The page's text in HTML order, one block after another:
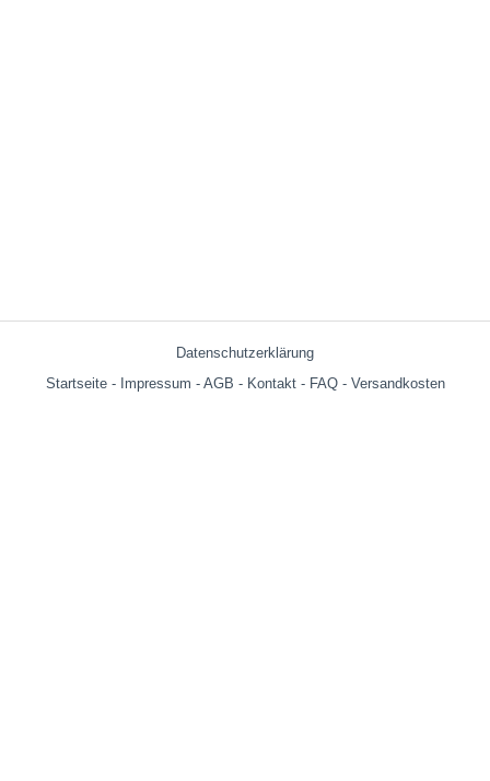
Datenschutzerklärung
Startseite- Impressum - AGB - Kontakt- FAQ- Versandkosten